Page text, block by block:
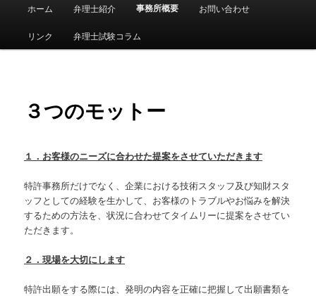
メ
メ
イ
コ
テ
ン
ツ
移
ホーム 弁理士紹介 事務所概要 お問い合わせ
リンク 弁理士試験コラム
３つのモットー
１．お客様のニーズに合わせた提案をさせていただきます
特許事務所だけでなく、企業における技術スタッフ及び知財スタ
ッフとしての経験を生かして、お客様のトラブルやお悩みを解決
するための方法を、状況に合わせてタイムリーに提案をさせてい
ただきます。
２．現場を大切にします
特許出願をする際には、発明の内容を正確に把握して出願書類を